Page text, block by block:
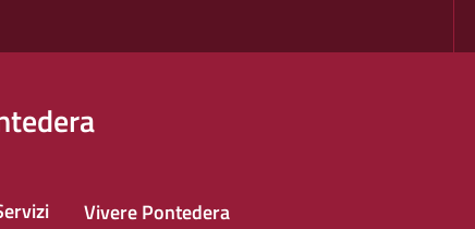
Vivere Pontedera